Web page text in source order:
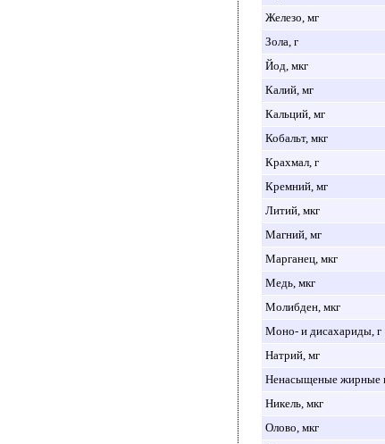
Железо, мг
Зола, г
Йод, мкг
Калий, мг
Кальций, мг
Кобальт, мкг
Крахмал, г
Кремний, мг
Литий, мкг
Магний, мг
Марганец, мкг
Медь, мкг
Молибден, мкг
Моно- и дисахариды, г
Натрий, мг
Ненасыщеные жирные
Никель, мкг
Олово, мкг